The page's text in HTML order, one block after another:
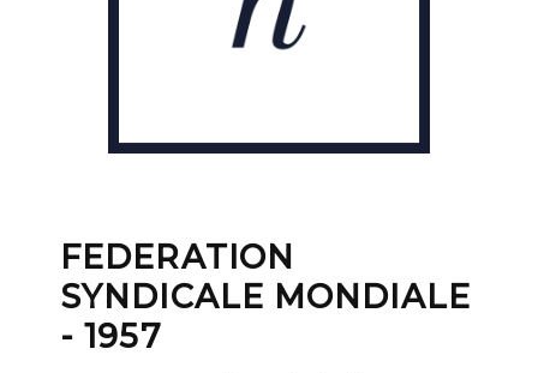
FEDERATION
SYNDICALE MONDIALE
- 1957